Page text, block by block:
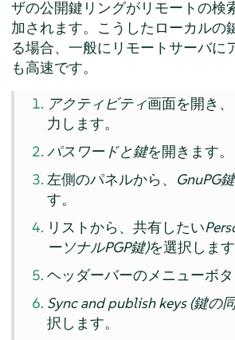
ザの公開鍵リングがリモートの検
加されます。こうしたローカルの
る場合、一般にリモートサーバに
も高速です。
アクティビティ画面を開き
力します。
パスワードと鍵を開きます。
左側のパネルから、 GnuPG鍵
す。
リストから、共有したい
ーソナルPGP鍵)を選択します
ヘッダーバーのメニューボタ
Sync and publish keys (鍵の
択します。